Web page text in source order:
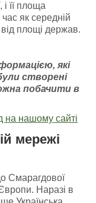
її площа
як середній
площі держав.
, які
створені
побачити в
нашому сайті
мережі
Смарагдової
Наразі в